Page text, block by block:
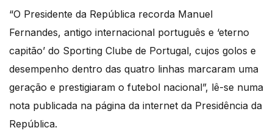
“O Presidente da República recorda Manuel
Fernandes, antigo internacional português e ‘eterno
capitão’ do Sporting Clube de Portugal, cujos golos e
desempenho dentro das quatro linhas marcaram uma
geração e prestigiaram o futebol nacional”, lê-se numa
nota publicada na página da internet da Presidência da
República.